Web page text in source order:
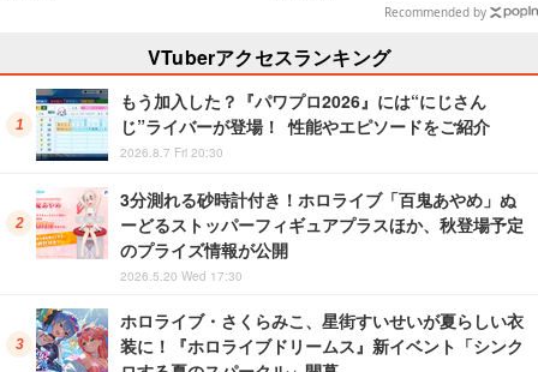
Recommended by
VTuberアクセスランキング
もう加入した？『パワプロ2026』には“にじさん
じ”ライバーが登場！ 性能やエピソードをご紹介
2026.8.7 Fri 20:30
3分測れる砂時計付き！ホロライブ「百鬼あやめ」ぬ
ーどるストッパーフィギュアプラスほか、秋登場予定
のプライズ情報が公開
2026.5.20 Wed 17:30
ホロライブ・さくらみこ、星街すいせいが夏らしい衣
装に！『ホロライブドリームス』新イベント「シンク